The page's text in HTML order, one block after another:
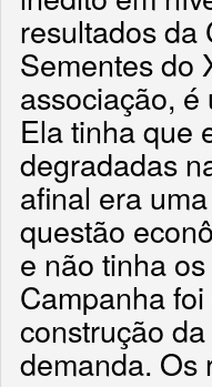
resultados da
Sementes do
associação,
Ela tinha que
degradadas
afinal era
questão
e não tinha
Campanha
construção
demanda. Os